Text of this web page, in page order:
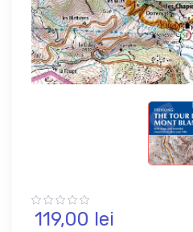
119,00 lei